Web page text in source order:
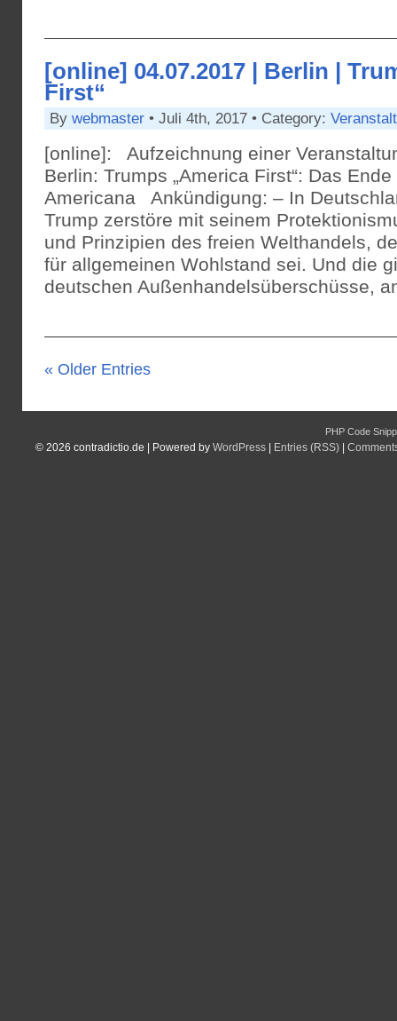
[online] 04.07.2017 | Berlin |
First“
By webmaster • Juli 4th, 2017 • Category:
[online]: Aufzeichnung einer
Berlin: Trumps „America First“: Das
Americana Ankündigung: – In
Trump zerstöre mit seinem
und Prinzipien des freien Welthandels,
für allgemeinen Wohlstand sei. Und die
deutschen Außenhandelsüberschüsse,
« Older Entries
PHP Code
© 2026 contradictio.de | Powered by WordPress | Entries (RSS) |